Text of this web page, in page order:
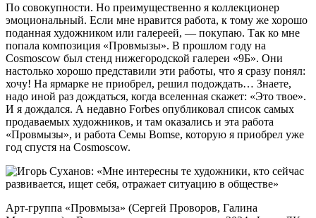
По совокупности. Но преимущественно я коллекционер
эмоциональный. Если мне нравится работа, к тому же хорошо
поданная художником или галереей, — покупаю. Так ко мне
попала композиция «Провмызы». В прошлом году на
Cosmoscow был стенд нижегородской галереи «9Б». Они
настолько хорошо представили эти работы, что я сразу понял:
хочу! На ярмарке не приобрел, решил подождать… Знаете,
надо иной раз дождаться, когда вселенная скажет: «Это твое».
И я дождался. А недавно Forbes опубликовал список самых
продаваемых художников, и там оказались и эта работа
«Провмызы», и работа Семы Bomse, которую я приобрел уже
год спустя на Cosmoscow.
Арт-группа «Провмыза» (Сергей Проворов, Галина